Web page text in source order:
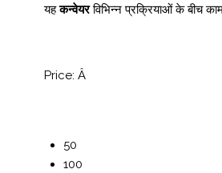
यहकन्वेयरविभिन्न प्रक्रियाओं के बीच
Price: Â
50
100